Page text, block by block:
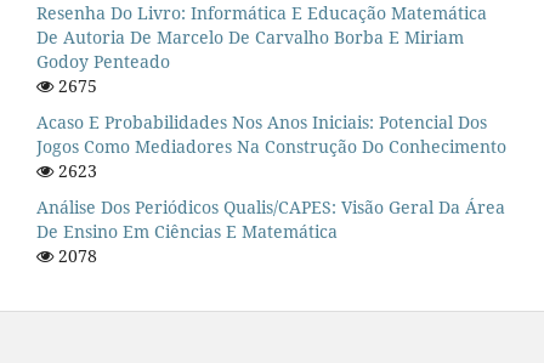
Resenha Do Livro: Informática E Educação Matemática
De Autoria De Marcelo De Carvalho Borba E Miriam
Godoy Penteado
2675
Acaso E Probabilidades Nos Anos Iniciais: Potencial Dos
Jogos Como Mediadores Na Construção Do Conhecimento
2623
Análise Dos Periódicos Qualis/CAPES: Visão Geral Da Área
De Ensino Em Ciências E Matemática
2078